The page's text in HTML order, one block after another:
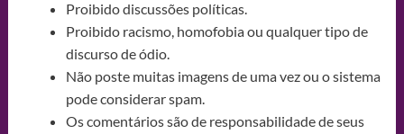
Proibido discussões políticas.
Proibido racismo, homofobia ou qualquer tipo de
discurso de ódio.
Não poste muitas imagens de uma vez ou o sistema
pode considerar spam.
Os comentários são de responsabilidade de seus